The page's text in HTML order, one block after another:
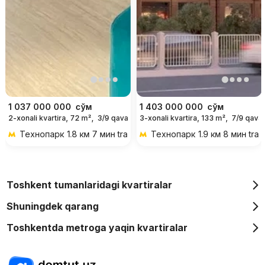
1 037 000 000 сўм
2-xonali kvartira, 72 m², 3/9 qavat
Технопарк 1.8 км 7 мин transportda
1 403 000 000 сўм
3-xonali kvartira, 133 m², 7/9 qavat
Технопарк 1.9 км 8 мин
Toshkent tumanlaridagi kvartiralar
Shuningdek qarang
Toshkentda metroga yaqin kvartiralar